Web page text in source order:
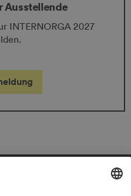
Ausstellende
INTERNORGA 2027